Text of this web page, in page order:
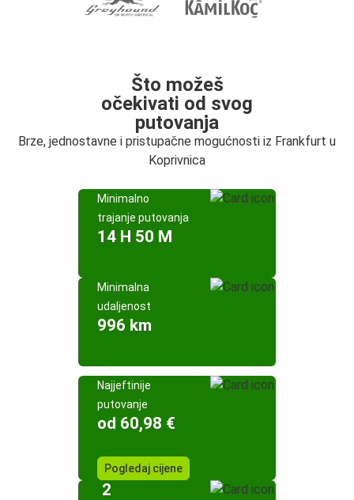
Što možeš
očekivati od svog
putovanja
Brze, jednostavne i pristupačne mogućnosti iz Frankfurt u
Koprivnica
Minimalno
trajanje putovanja
14 H 50 M
Minimalna
udaljenost
996 km
Najjeftinije
putovanje
od 60,98 €
Pogledaj cijene
2